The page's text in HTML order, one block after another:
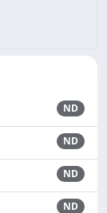
ND
ND
ND
ND